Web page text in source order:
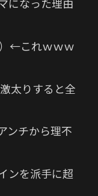
←これｗｗｗ
太りすると全
ンチから理不
ンを派手に超